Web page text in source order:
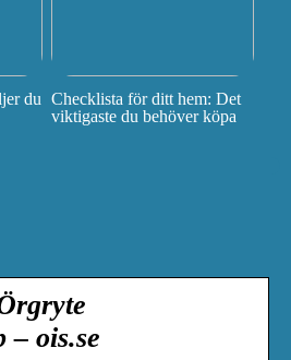
du Checklista för ditt hem: Det
viktigaste du behöver köpa
– ois.se